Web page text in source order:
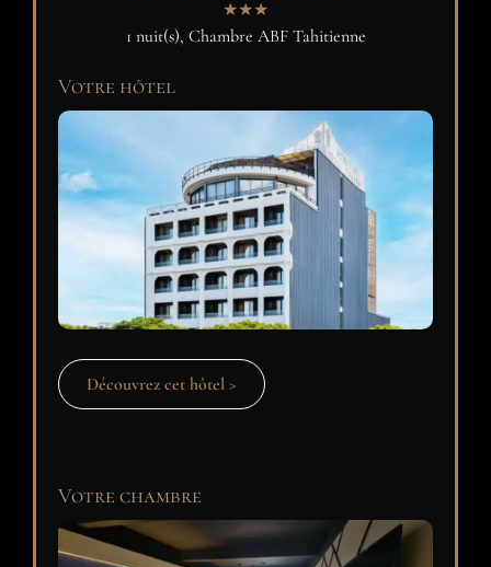
★★★
1 nuit(s), Chambre ABF Tahitienne
Votre hôtel
Découvrez cet hôtel >
Votre chambre